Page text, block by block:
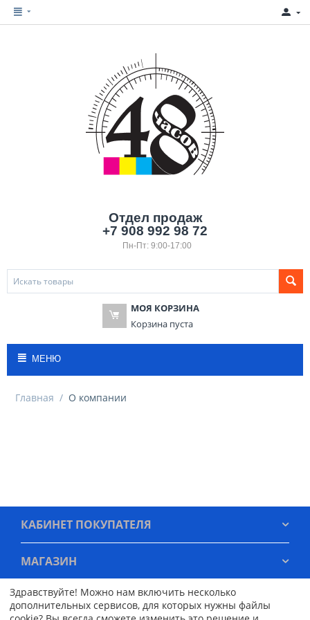
Отдел продаж
+7 908 992 98 72
Пн-Пт: 9:00-17:00
МОЯ КОРЗИНА
Корзина пуста
МЕНЮ
Главная / О компании
КАБИНЕТ ПОКУПАТЕЛЯ
МАГАЗИН
ОФОРМЛЕНИЕ ЗАКАЗА
Здравствуйте! Можно нам включить несколько
дополнительных сервисов, для которых нужны файлы